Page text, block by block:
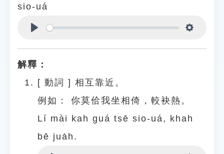
遊戲專區
貓頭鷹博士
sio-uá
解釋：
[ 動詞 ] 相互靠近。
例如：
你莫佮我坐相倚，較袂熱。
Lí mài kah guá tsē sio-uá, khah
bē jua̍h.